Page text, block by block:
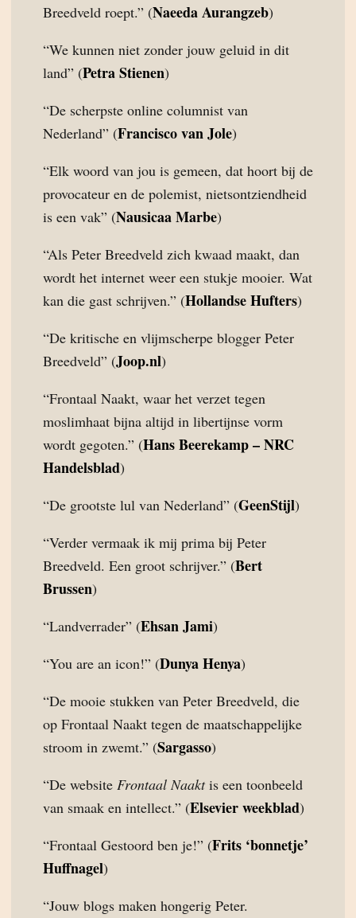
Breedveld roept.” (Naeeda Aurangzeb)
“We kunnen niet zonder jouw geluid in dit
land” (Petra Stienen)
“De scherpste online columnist van
Nederland” (Francisco van Jole)
“Elk woord van jou is gemeen, dat hoort bij de
provocateur en de polemist, nietsontziendheid
is een vak” (Nausicaa Marbe)
“Als Peter Breedveld zich kwaad maakt, dan
wordt het internet weer een stukje mooier. Wat
kan die gast schrijven.” (Hollandse Hufters)
“De kritische en vlijmscherpe blogger Peter
Breedveld” (Joop.nl)
“Frontaal Naakt, waar het verzet tegen
moslimhaat bijna altijd in libertijnse vorm
wordt gegoten.” (Hans Beerekamp – NRC
Handelsblad)
“De grootste lul van Nederland” (GeenStijl)
“Verder vermaak ik mij prima bij Peter
Breedveld. Een groot schrijver.” (Bert
Brussen)
“Landverrader” (Ehsan Jami)
“You are an icon!” (Dunya Henya)
“De mooie stukken van Peter Breedveld, die
op Frontaal Naakt tegen de maatschappelijke
stroom in zwemt.” (Sargasso)
“De website Frontaal Naaktis een toonbeeld
van smaak en intellect.” (Elsevier weekblad)
“Frontaal Gestoord ben je!” (Frits ‘bonnetje’
Huffnagel)
“Jouw blogs maken hongerig Peter.